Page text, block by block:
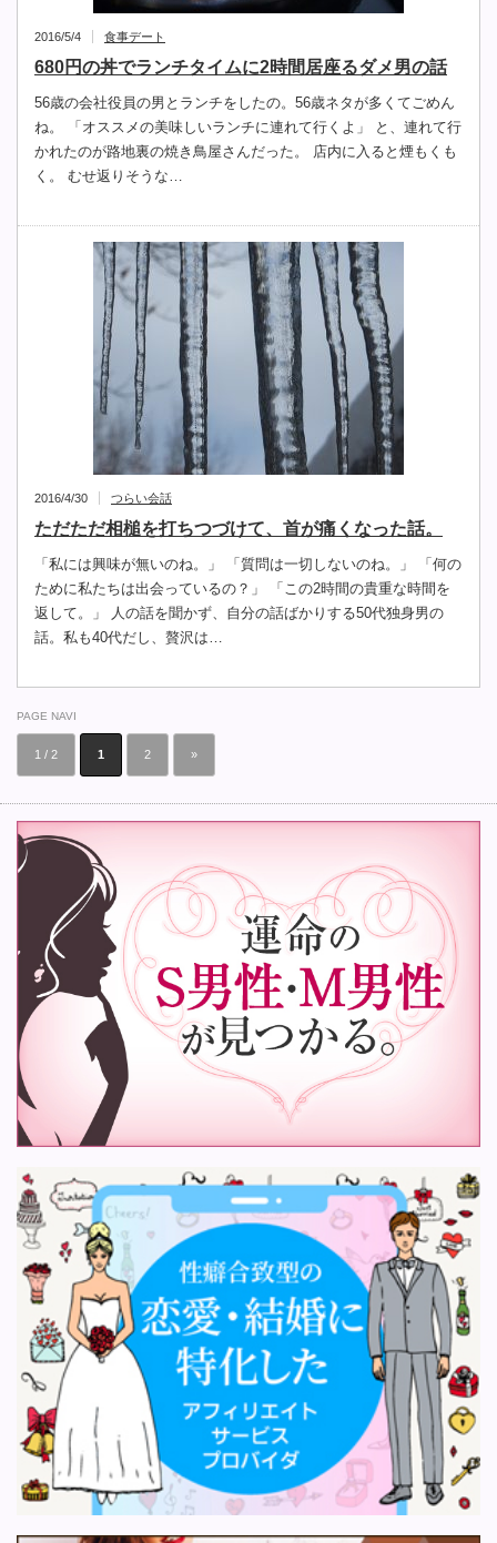
2016/5/4 食事デート
680円の丼でランチタイムに2時間居座るダメ男の話
56歳の会社役員の男とランチをしたの。56歳ネタが多くてごめん
ね。 「オススメの美味しいランチに連れて行くよ」 と、連れて行
かれたのが路地裏の焼き鳥屋さんだった。 店内に入ると煙もくも
く。 むせ返りそうな…
2016/4/30 つらい会話
ただただ相槌を打ちつづけて、首が痛くなった話。
「私には興味が無いのね。」 「質問は一切しないのね。」 「何の
ために私たちは出会っているの？」 「この2時間の貴重な時間を
返して。」 人の話を聞かず、自分の話ばかりする50代独身男の
話。私も40代だし、贅沢は…
PAGE NAVI
1 / 2 1 2 »